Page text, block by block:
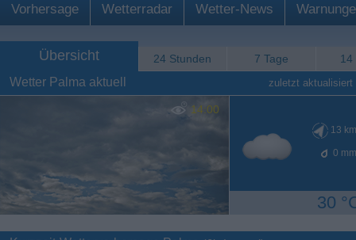
Vorhersage Wetterradar Wetter-News
Übersicht 24 Stunden 7 Tage 14
Wetter Palma aktuell zuletzt aktualisiert
14:00
13
0
30